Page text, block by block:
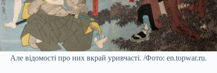
Але відомості про них вкрай уривчасті. /Фото: en.topwar.ru.